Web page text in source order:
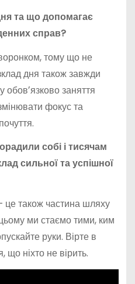
та що допомагає
справ?
тому що не
дня також завжди
обовʼязково заняття
фокус та
собі і тисячам
сильної та успішної
це також частина шляху
ми стаємо тими, ким
руки. Вірте в
що ніхто не вірить.